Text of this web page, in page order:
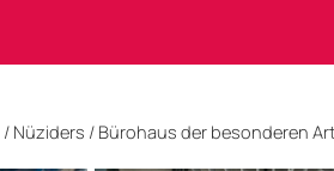
/ Nüziders / Bürohaus der besonderen